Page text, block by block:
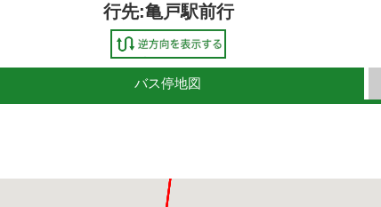
行先:亀戸駅前行
バス停地図